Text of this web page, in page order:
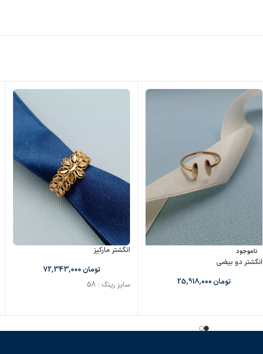
ناموجود
انگشتر دو بیضی
تومان
انگشتر مارکیز
تومان
سایز رینگ : 58